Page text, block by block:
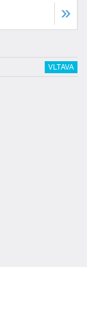
VLTAVA